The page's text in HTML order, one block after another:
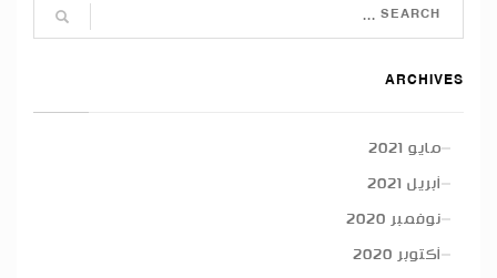
ARCHIVES
مايو 2021
أبريل 2021
نوفمبر 2020
أكتوبر 2020